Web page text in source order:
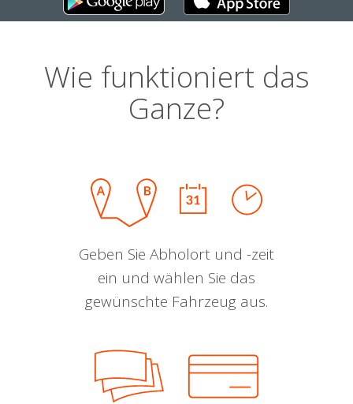
Wie funktioniert das
Ganze?
Geben Sie Abholort und -zeit
ein und wählen Sie das
gewünschte Fahrzeug aus.